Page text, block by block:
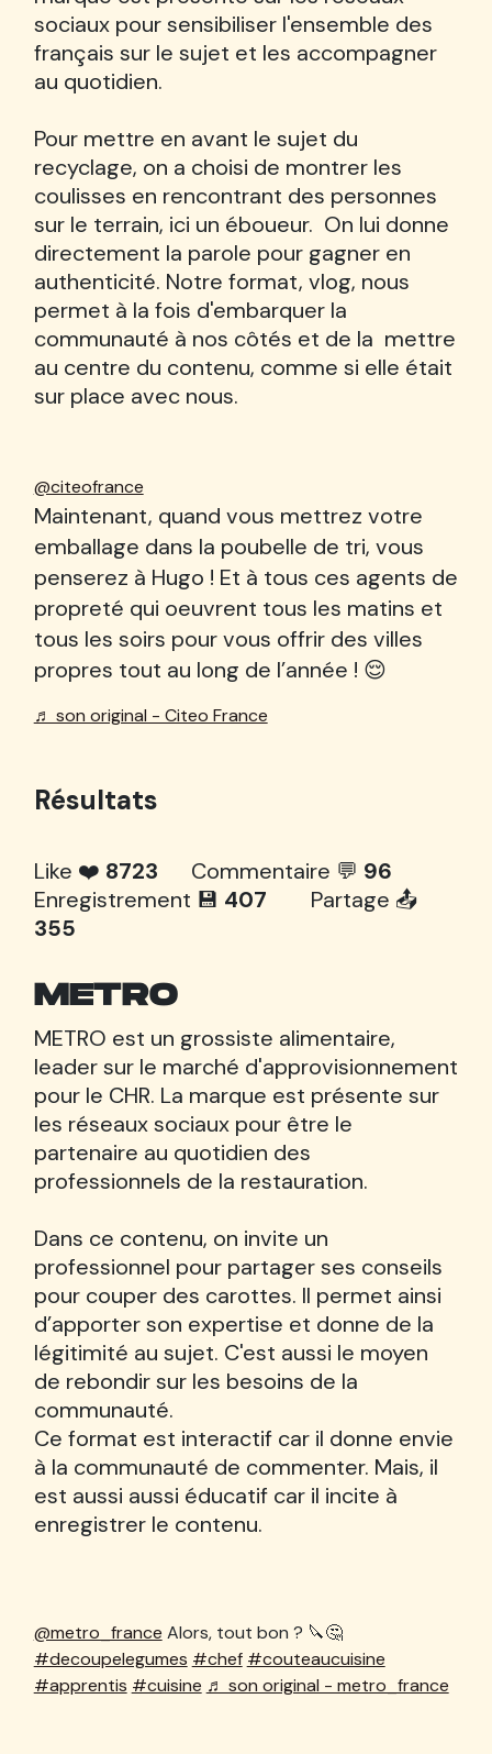
sociaux pour sensibiliser l'ensemble des
français sur le sujet et les accompagner
au quotidien.
Pour mettre en avant le sujet du
recyclage, on a choisi de montrer les
coulisses en rencontrant des personnes
sur le terrain, ici un éboueur. On lui donne
directement la parole pour gagner en
authenticité. Notre format, vlog, nous
permet à la fois d'embarquer la
communauté à nos côtés et de la mettre
au centre du contenu, comme si elle était
sur place avec nous.
@citeofrance
Maintenant, quand vous mettrez votre
emballage dans la poubelle de tri, vous
penserez à Hugo ! Et à tous ces agents de
propreté qui oeuvrent tous les matins et
tous les soirs pour vous offrir des villes
propres tout au long de l’année ! 😌
♬ son original - Citeo France
Résultats
Like ❤️ 8723 Commentaire 💬 96
Enregistrement 💾 407 Partage 📤
355
METRO
METRO est un grossiste alimentaire,
leader sur le marché d'approvisionnement
pour le CHR. La marque est présente sur
les réseaux sociaux pour être le
partenaire au quotidien des
professionnels de la restauration.
Dans ce contenu, on invite un
professionnel pour partager ses conseils
pour couper des carottes. Il permet ainsi
d’apporter son expertise et donne de la
légitimité au sujet. C'est aussi le moyen
de rebondir sur les besoins de la
communauté.
Ce format est interactif car il donne envie
à la communauté de commenter. Mais, il
est aussi aussi éducatif car il incite à
enregistrer le contenu.
@metro_france Alors, tout bon ? 🔪🤔
#decoupelegumes #chef #couteaucuisine
#apprentis #cuisine ♬ son original - metro_france